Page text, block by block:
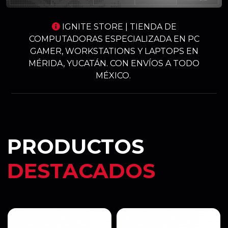
IGNITE STORE | TIENDA DE
COMPUTADORAS ESPECIALIZADA EN PC
GAMER, WORKSTATIONS Y LAPTOPS EN
MÉRIDA, YUCATÁN. CON ENVÍOS A TODO
MÉXICO.
PRODUCTOS
DESTACADOS